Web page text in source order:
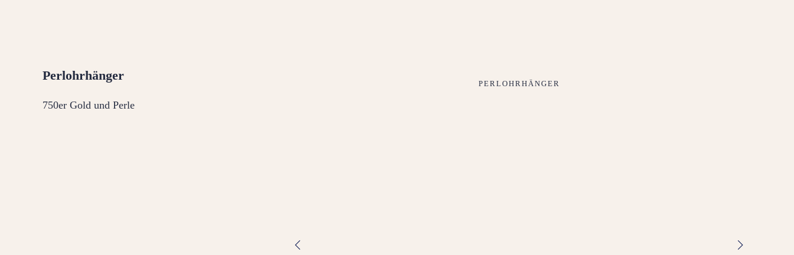
PERLOHRHÄNGER
Perlohrhänger
750er Gold und Perle